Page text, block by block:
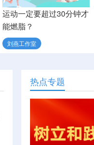
运动一定要超过30分钟才
能燃脂？
刘燕工作室
热点专题